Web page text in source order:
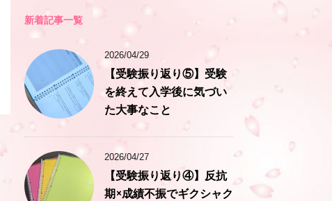
新着記事一覧
2026/04/29
【受験振り返り⑤】受験
を終えて入学後に気づい
た大事なこと
2026/04/27
【受験振り返り④】反抗
期×成績不振でギクシャク